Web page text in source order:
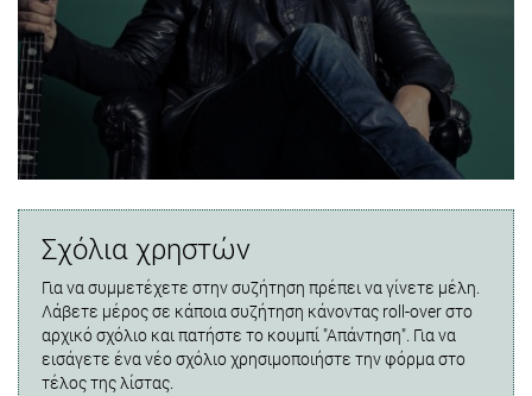
Σχόλια χρηστών
Για να συμμετέχετε στην συζήτηση πρέπει να γίνετε μέλη.
Λάβετε μέρος σε κάποια συζήτηση κάνοντας roll-over στο
αρχικό σχόλιο και πατήστε το κουμπί "Απάντηση". Για να
εισάγετε ένα νέο σχόλιο χρησιμοποιήστε την φόρμα στο
τέλος της λίστας.